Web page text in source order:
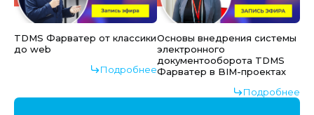
TDMS Фарватер от классики
до web
Подробнее
Основы внедрения системы
электронного
документооборота TDMS
Фарватер в BIM-проектах
Подробнее